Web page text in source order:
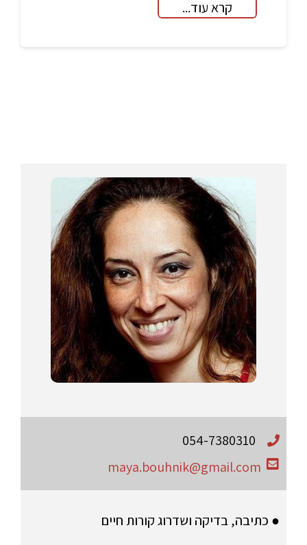
קרא עוד...
054-7380310
maya.bouhnik@gmail.com
● כתיבה, בדיקה ושדרוג קורות חיים